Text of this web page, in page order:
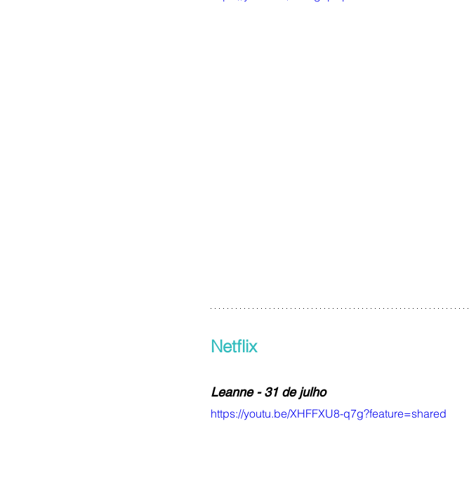
Netflix
Leanne - 31 de julho
https://youtu.be/XHFFXU8-q7g?feature=shared